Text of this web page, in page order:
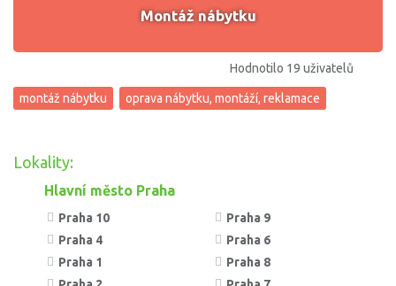
Montáž nábytku
Hodnotilo 19 uživatelů
montáž nábytku oprava nábytku, montáží, reklamace
Lokality:
Hlavní město Praha
Praha 10
Praha 4
Praha 1
Praha 9
Praha 6
Praha 8